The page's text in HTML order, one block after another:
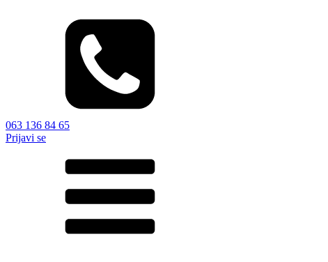
063 136 84 65
Prijavi se